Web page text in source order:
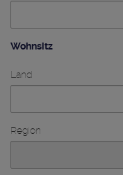
Wohnsitz
Land
Region